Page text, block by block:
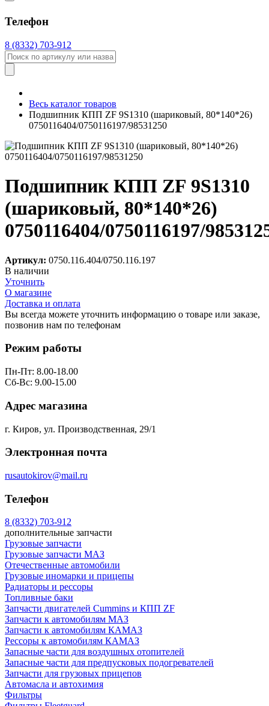
Телефон
8 (8332) 703-912
Весь каталог товаров
Подшипник КПП ZF 9S1310 (шариковый, 80*140*26)
0750116404/0750116197/98531250
Подшипник КПП ZF 9S1310
(шариковый, 80*140*26)
0750116404/0750116197/
Артикул: 0750.116.404/0750.116.197
В наличии
Уточнить
О магазине
Доставка и оплата
Вы всегда можете уточнить информацию о товаре или заказе,
позвонив нам по телефонам
Режим работы
Пн-Пт: 8.00-18.00
Сб-Вс: 9.00-15.00
Адрес магазина
г. Киров, ул. Производственная, 29/1
Электронная почта
rusautokirov@mail.ru
Телефон
8 (8332) 703-912
дополнительные запчасти
Грузовые запчасти
Грузовые запчасти МАЗ
Отечественные автомобили
Грузовые иномарки и прицепы
Радиаторы и рессоры
Топливные баки
Запчасти двигателей Cummins и КПП ZF
Запчасти к автомобилям МАЗ
Запчасти к автомобилям КАМАЗ
Рессоры к автомобилям КАМАЗ
Запасные части для воздушных отопителей
Запасные части для предпусковых подогревателей
Запчасти для грузовых прицепов
Автомасла и автохимия
Фильтры